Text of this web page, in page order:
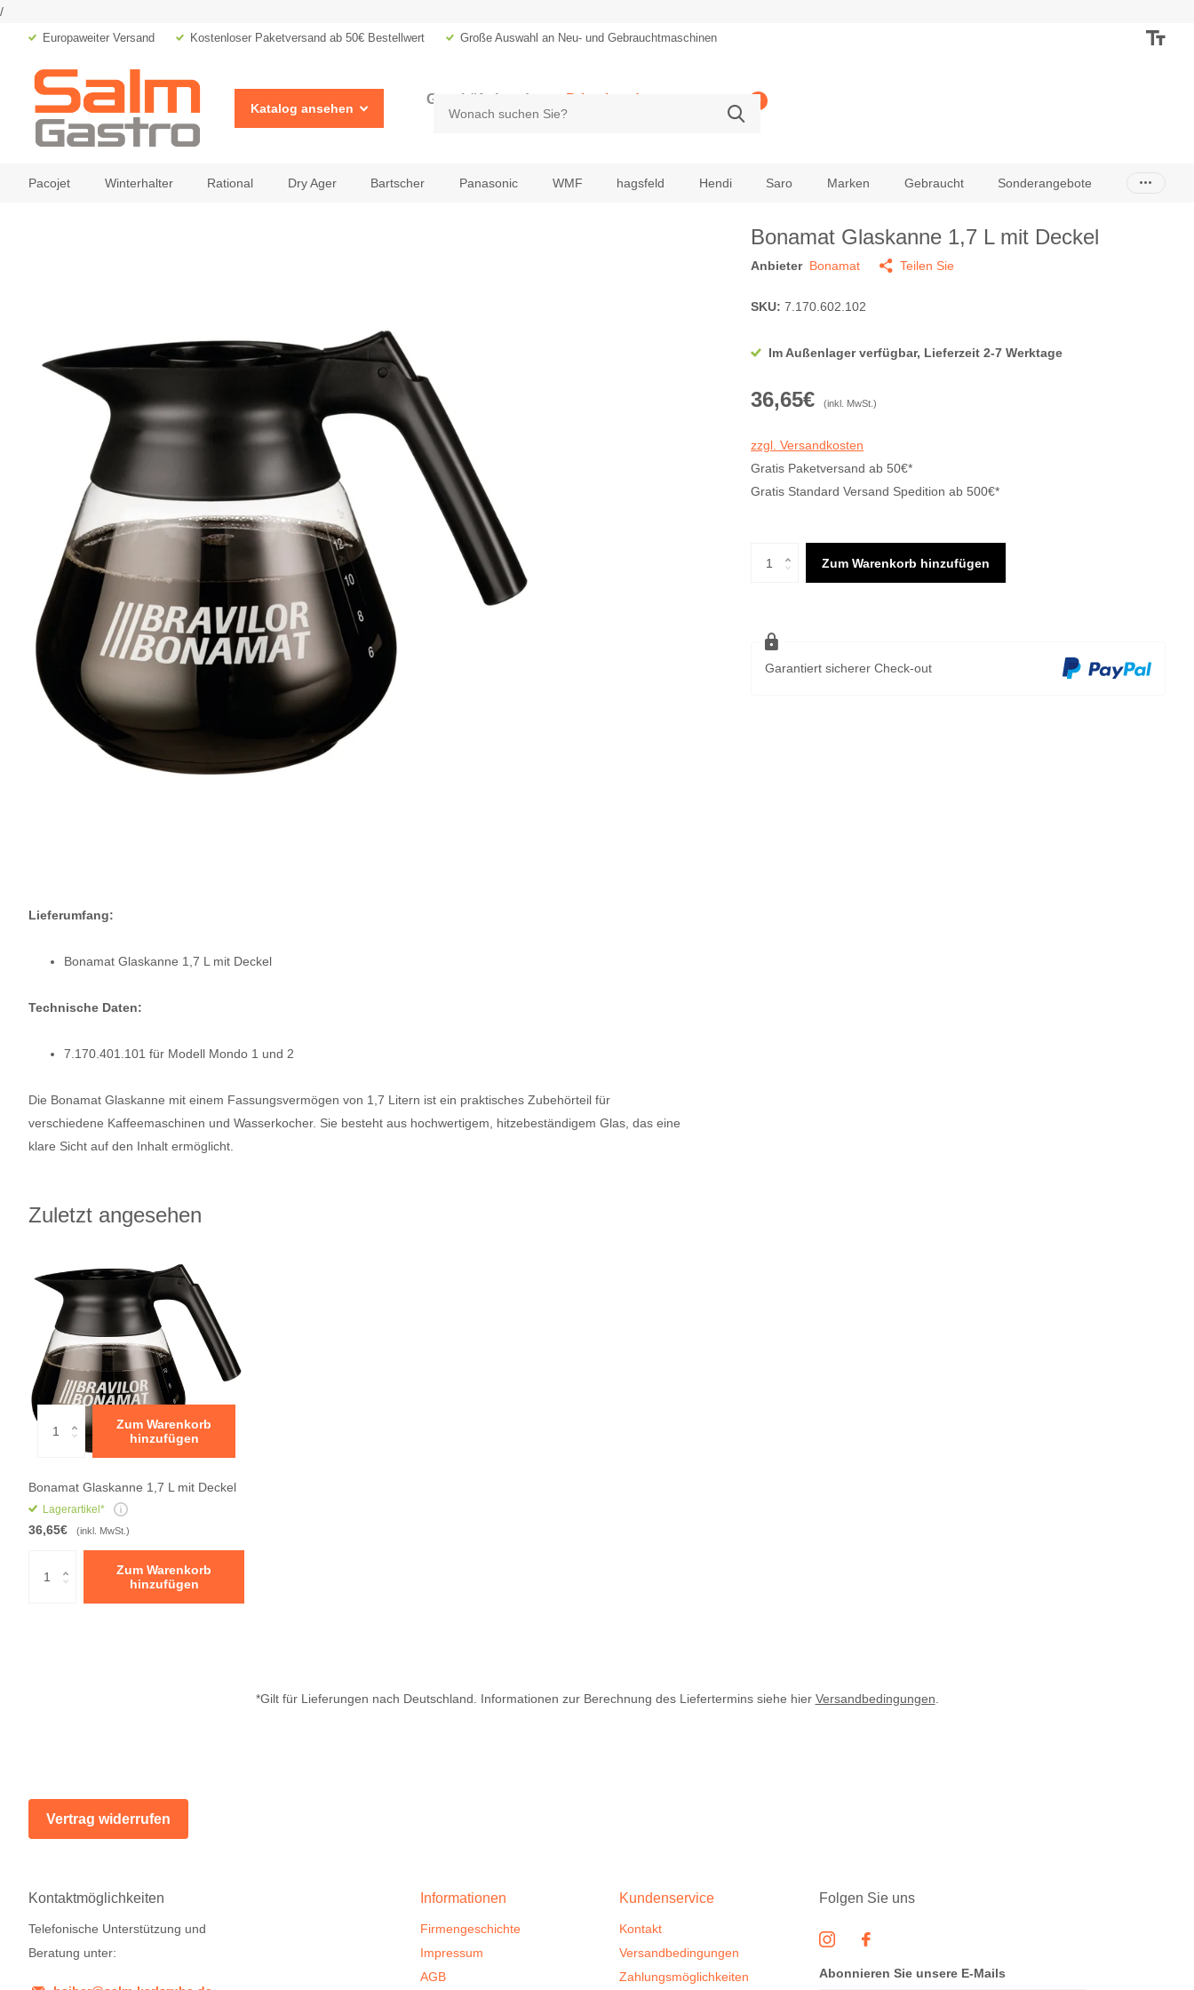
/
Europaweiter Versand Kostenloser Paketversand ab 50€ Bestellwert Große Auswahl an Neu- und Gebrauchtmaschinen
Katalog ansehen
Geschäftskunde
zzgl. MwSt.
Privatkunde 0
Pacojet Winterhalter Rational Dry Ager Bartscher Panasonic WMF hagsfeld Hendi Saro Marken Gebraucht Sonderangebote
Lieferumfang:
Bonamat Glaskanne 1,7 L mit Deckel
Technische Daten:
7.170.401.101 für Modell Mondo 1 und 2
Die Bonamat Glaskanne mit einem Fassungsvermögen von 1,7 Litern ist ein praktisches Zubehörteil für
verschiedene Kaffeemaschinen und Wasserkocher. Sie besteht aus hochwertigem, hitzebeständigem Glas, das eine
klare Sicht auf den Inhalt ermöglicht.
Bonamat Glaskanne 1,7 L mit Deckel
Anbieter Bonamat Teilen Sie
SKU: 7.170.602.102
Im Außenlager verfügbar, Lieferzeit 2-7 Werktage
36,65€ (inkl. MwSt.)
zzgl. Versandkosten
Gratis Paketversand ab 50€*
Gratis Standard Versand Spedition ab 500€*
Zum Warenkorb hinzufügen
Garantiert sicherer Check-out
Zuletzt angesehen
Zum Warenkorb
hinzufügen
Bonamat Glaskanne 1,7 L mit Deckel
Lagerartikel*
36,65€ (inkl. MwSt.)
Zum Warenkorb
hinzufügen
*Gilt für Lieferungen nach Deutschland. Informationen zur Berechnung des Liefertermins siehe hier Versandbedingungen.
Vertrag widerrufen
Kontaktmöglichkeiten
Telefonische Unterstützung und
Beratung unter:
Informationen
Firmengeschichte
Impressum
AGB
Kundenservice
Kontakt
Versandbedingungen
Zahlungsmöglichkeiten
Folgen Sie uns
Abonnieren Sie unsere E-Mails